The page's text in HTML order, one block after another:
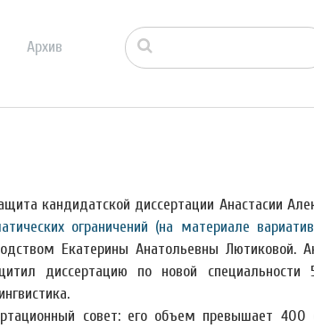
Архив
кандидатской диссертации Анастасии
ограничений (на материале
Екатерины Анатольевны Лютиковой.
диссертацию по новой специальности
совет: его объем превышает 400